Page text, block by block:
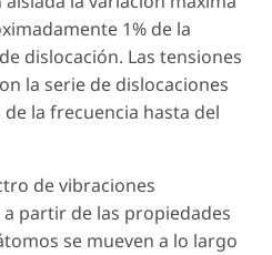
1% de la
dislocación. Las tensiones
la serie de dislocaciones
la frecuencia hasta del
de vibraciones
partir de las propiedades
se mueven a lo largo